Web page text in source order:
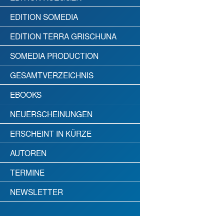
EDITION SOMEDIA
EDITION TERRA GRISCHUNA
SOMEDIA PRODUCTION
GESAMTVERZEICHNIS
EBOOKS
NEUERSCHEINUNGEN
ERSCHEINT IN KÜRZE
AUTOREN
TERMINE
NEWSLETTER